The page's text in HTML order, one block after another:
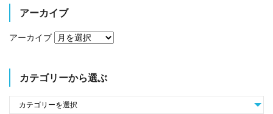
アーカイブ
アーカイブ
カテゴリーから選ぶ